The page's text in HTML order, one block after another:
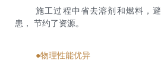
施工过程中省去溶剂和燃料，
患， 节约了资源。
●物理性能优异